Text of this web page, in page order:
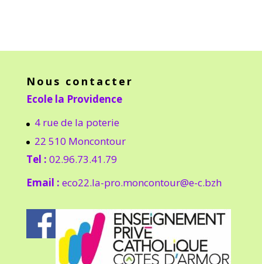
Nous contacter
Ecole la Providence
4 rue de la poterie
22 510 Moncontour
Tel : 02.96.73.41.79
Email : eco22.la-pro.moncontour@e-c.bzh